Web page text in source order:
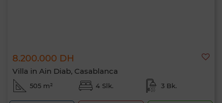
8.200.000 DH
Villa in Ain Diab, Casablanca
505 m² 4 Slk. 3 Bk.